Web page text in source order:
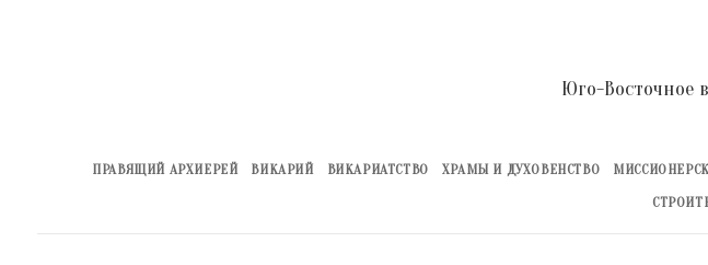
Юго-Восточное
ПРАВЯЩИЙ АРХИЕРЕЙ ВИКАРИЙ ВИКАРИАТСТВО ХРАМЫ И ДУХОВЕНСТВО